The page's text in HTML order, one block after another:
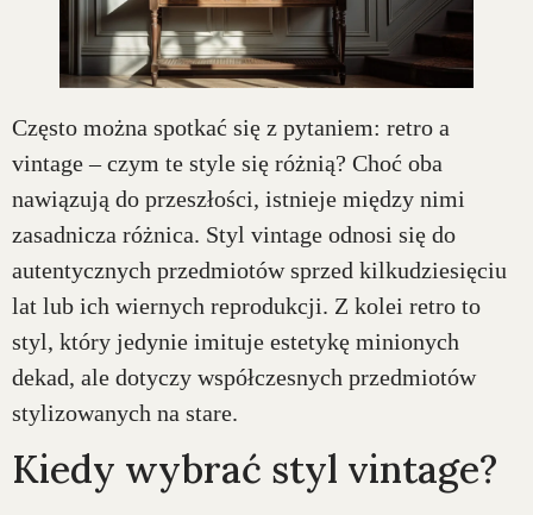
Często można spotkać się z pytaniem: retro a
vintage – czym te style się różnią? Choć oba
nawiązują do przeszłości, istnieje między nimi
zasadnicza różnica. Styl vintage odnosi się do
autentycznych przedmiotów sprzed kilkudziesięciu
lat lub ich wiernych reprodukcji. Z kolei retro to
styl, który jedynie imituje estetykę minionych
dekad, ale dotyczy współczesnych przedmiotów
stylizowanych na stare.
Kiedy wybrać styl vintage?